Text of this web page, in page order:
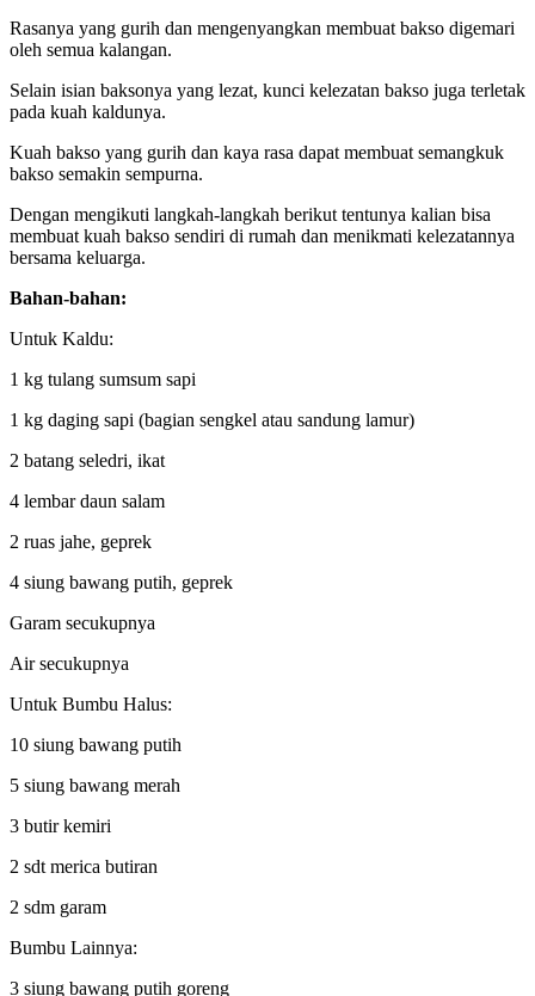
Rasanya yang gurih dan mengenyangkan membuat bakso digemari
oleh semua kalangan.
Selain isian baksonya yang lezat, kunci kelezatan bakso juga terletak
pada kuah kaldunya.
Kuah bakso yang gurih dan kaya rasa dapat membuat semangkuk
bakso semakin sempurna.
Dengan mengikuti langkah-langkah berikut tentunya kalian bisa
membuat kuah bakso sendiri di rumah dan menikmati kelezatannya
bersama keluarga.
Bahan-bahan:
Untuk Kaldu:
1 kg tulang sumsum sapi
1 kg daging sapi (bagian sengkel atau sandung lamur)
2 batang seledri, ikat
4 lembar daun salam
2 ruas jahe, geprek
4 siung bawang putih, geprek
Garam secukupnya
Air secukupnya
Untuk Bumbu Halus:
10 siung bawang putih
5 siung bawang merah
3 butir kemiri
2 sdt merica butiran
2 sdm garam
Bumbu Lainnya:
3 siung bawang putih goreng